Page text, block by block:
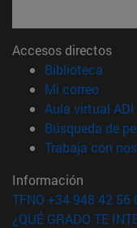
Accesos directos
Biblioteca
Mi correo(abre
Aula virtual ADI
Búsqueda de
Trabaja con
Información
TFNO +34 948 42 56
¿QUÉ GRADO TE